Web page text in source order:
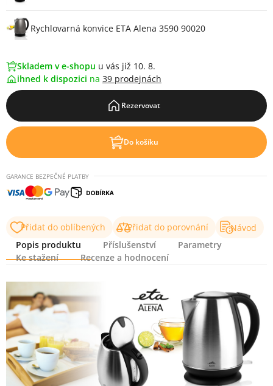
Rychlovarná konvice ETA Alena 3590 90020
Skladem v e-shopu u vás již 10. 8.
ihned k dispozici na 39 prodejnách
Rezervovat
Do košíku
GARANCE BEZPEČNÉ PLATBY
Přidat do oblíbených Přidat do porovnání
Návod
Popis produktu
Příslušenství
Parametry
Ke stažení
Recenze a hodnocení
Popis produktu